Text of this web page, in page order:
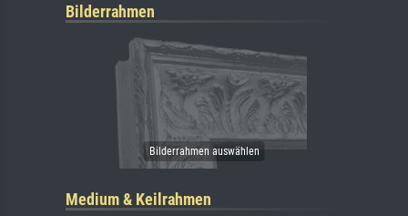
Bilderrahmen
Medium & Keilrahmen